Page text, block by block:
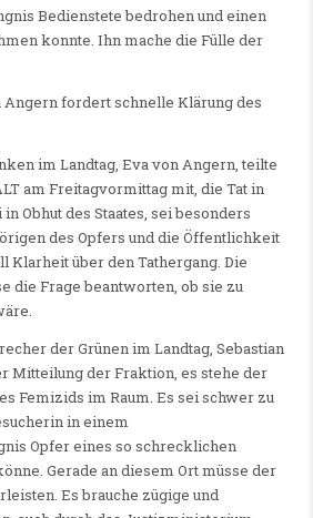
Bedienstete bedrohen und einen
konnte. Ihn mache die Fülle der
fordert schnelle Klärung des
im Landtag, Eva von Angern, teilte
am Freitagvormittag mit, die Tat in
Obhut des Staates, sei besonders
des Opfers und die Öffentlichkeit
Klarheit über den Tathergang. Die
die Frage beantworten, ob sie zu
der Grünen im Landtag, Sebastian
Mitteilung der Fraktion, es stehe der
Femizids im Raum. Es sei schwer zu
in einem
Opfer eines so schrecklichen
Gerade an diesem Ort müsse der
Es brauche zügige und